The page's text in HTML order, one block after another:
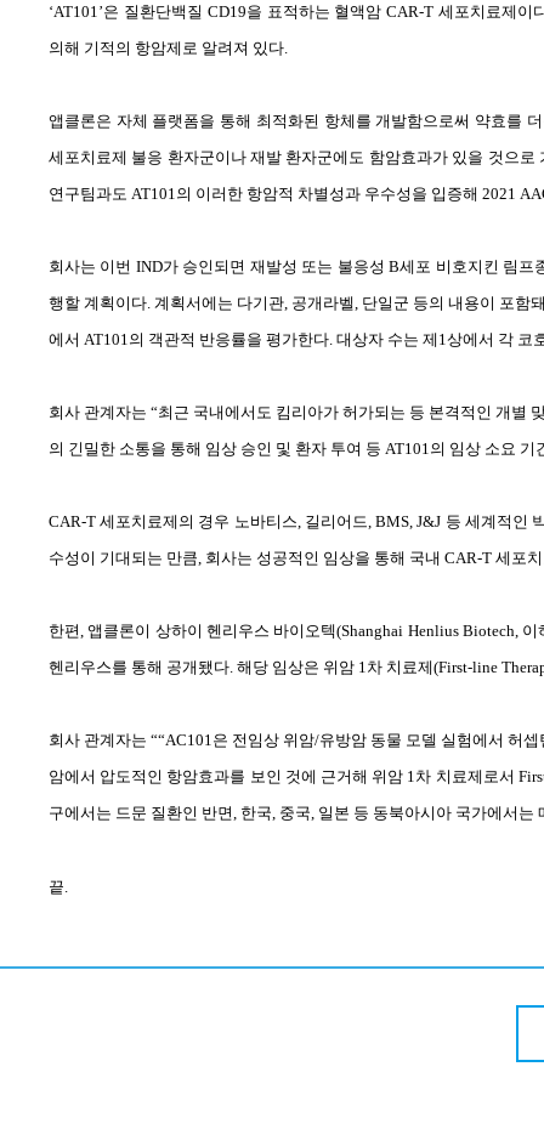
‘AT101’은 질환단백질 CD19을 표적하는 혈액암CAR-T세포치료제이
의해 기적의 항암제로 알려져 있다.
앱클론은 자체 플랫폼을 통해 최적화된 항체를 개발함으로써 약효를
세포치료제 불응 환자군이나 재발 환자군에도 함암효과가 있을 것으로
연구팀과도 AT101의 이러한 항암적 차별성과 우수성을 입증해 2021
회사는 이번 IND가 승인되면 재발성 또는 불응성 B세포 비호지킨 림프
행할 계획이다. 계획서에는 다기관, 공개라벨, 단일군 등의 내용이 포함
에서 AT101의 객관적 반응률을 평가한다. 대상자 수는 제 1상에서 각 코
회사 관계자는 “최근 국내에서도 킴리아가 허가되는 등 본격적인 개별
의 긴밀한 소통을 통해 임상 승인 및 환자 투여 등 AT101의 임상 소요 기
CAR-T세포치료제의 경우 노바티스, 길리어드, BMS, J&J 등 세계적인
수성이 기대되는 만큼, 회사는 성공적인 임상을 통해 국내 CAR-T 세포
한편,앱클론이 상하이 헨리우스 바이오텍(Shanghai Henlius Biotech, 이
헨리우스를 통해 공개됐다. 해당 임상은 위암 1차 치료제(First-line
회사 관계자는““AC101은 전임상 위암/유방암 동물 모델 실험에서 허
암에서 압도적인 항암효과를 보인 것에 근거해 위암 1차 치료제로서
구에서는 드문 질환인 반면, 한국, 중국, 일본 등 동북아시아 국가에서는
끝.